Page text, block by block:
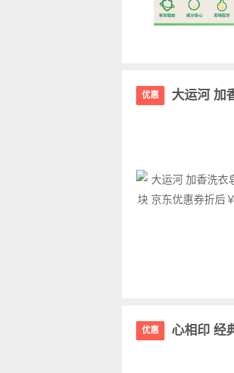
优惠 大运河 加
优惠 心相印 经